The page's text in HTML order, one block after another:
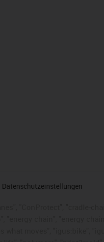
Datenschutzeinstellungen